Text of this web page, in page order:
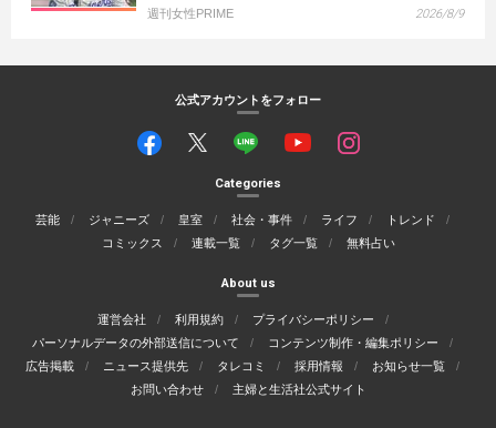
週刊女性PRIME 2026/8/9
公式アカウントをフォロー
Categories
芸能 ジャニーズ 皇室 社会・事件 ライフ
トレンド
コミックス
連載一覧 タグ一覧 無料占い
About us
運営会社 利用規約
プライバシーポリシー
パーソナルデータの外部送信について
コンテンツ制作・編集ポリシー
広告掲載
ニュース提供先 タレコミ 採用情報
お知らせ一覧
お問い合わせ
主婦と生活社公式サイト